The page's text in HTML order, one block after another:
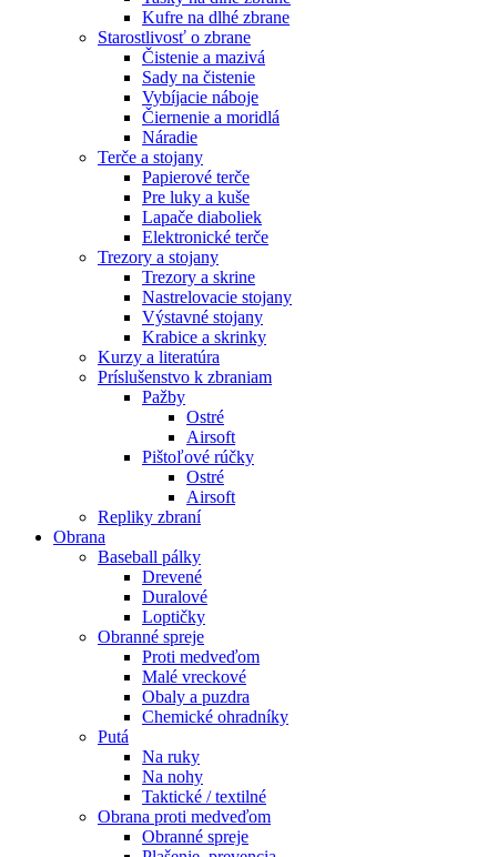
Kufre na dlhé zbrane
Starostlivosť o zbrane
Čistenie a mazivá
Sady na čistenie
Vybíjacie náboje
Čiernenie a moridlá
Náradie
Terče a stojany
Papierové terče
Pre luky a kuše
Lapače diaboliek
Elektronické terče
Trezory a stojany
Trezory a skrine
Nastrelovacie stojany
Výstavné stojany
Krabice a skrinky
Kurzy a literatúra
Príslušenstvo k zbraniam
Pažby
Ostré
Airsoft
Pištoľové rúčky
Ostré
Airsoft
Repliky zbraní
Obrana
Baseball pálky
Drevené
Duralové
Loptičky
Obranné spreje
Proti medveďom
Malé vreckové
Obaly a puzdra
Chemické ohradníky
Putá
Na ruky
Na nohy
Taktické / textilné
Obrana proti medveďom
Obranné spreje